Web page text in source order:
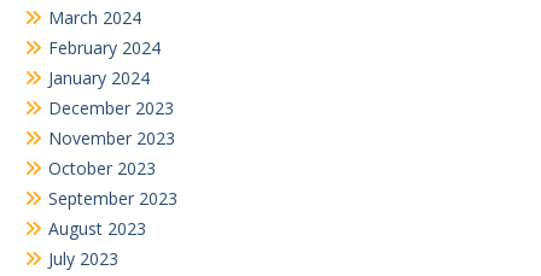
March 2024
February 2024
January 2024
December 2023
November 2023
October 2023
September 2023
August 2023
July 2023